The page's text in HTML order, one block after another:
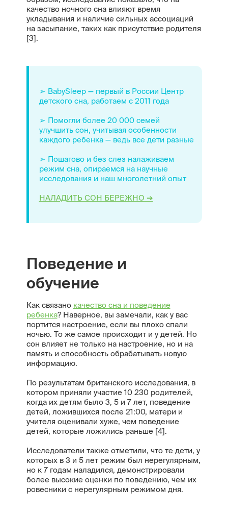
качество ночного сна влияют время
укладывания и наличие сильных ассоциаций
на засыпание, таких как присутствие родителя
[3].
➢ BabySleep — первый в России Центр
детского сна, работаем с 2011 года
➢ Помогли более 20 000 семей
улучшить сон, учитывая особенности
каждого ребенка — ведь все дети разные
➢ Пошагово и без слез налаживаем
режим сна, опираемся на научные
исследования и наш многолетний опыт
НАЛАДИТЬ СОН БЕРЕЖНО ➔
Поведение и
обучение
Как связано качество сна и поведение
ребенка? Наверное, вы замечали, как у вас
портится настроение, если вы плохо спали
ночью. То же самое происходит и у детей. Но
сон влияет не только на настроение, но и на
память и способность обрабатывать новую
информацию.
По результатам британского исследования, в
котором приняли участие 10 230 родителей,
когда их детям было 3, 5 и 7 лет, поведение
детей, ложившихся после 21:00, матери и
учителя оценивали хуже, чем поведение
детей, которые ложились раньше [4].
Исследователи также отметили, что те дети, у
которых в 3 и 5 лет режим был нерегулярным,
но к 7 годам наладился, демонстрировали
более высокие оценки по поведению, чем их
ровесники с нерегулярным режимом дня.